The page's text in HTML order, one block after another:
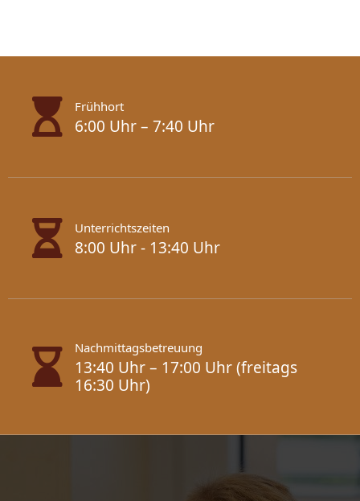
Frühhort
6:00 Uhr – 7:40 Uhr
Unterrichtszeiten
8:00 Uhr - 13:40 Uhr
Nachmittagsbetreuung
13:40 Uhr – 17:00 Uhr (freitags
16:30 Uhr)